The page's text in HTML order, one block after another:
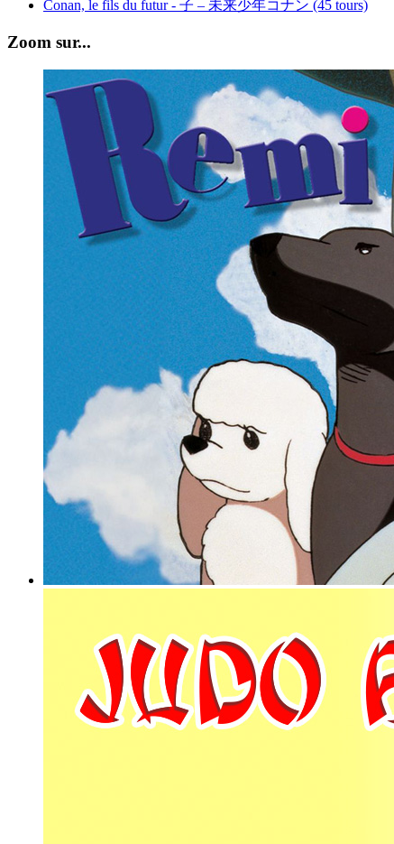
Conan, le fils du futur - 子 – 未来少年コナン (45 tours)
Zoom sur...